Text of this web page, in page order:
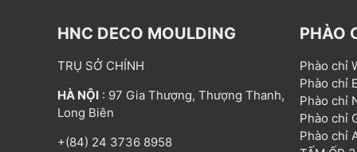
HNC DECO MOULDING
TRỤ SỞ CHÍNH
HÀ NỘI : 97 Gia Thượng, Thượng Thanh,
Long Biên
+(84) 24 3736 8958
PHÀO
Phào chỉ
Phào chỉ
Phào chỉ
Phào chỉ
Phào chỉ